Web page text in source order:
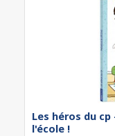
Les héros du
l'école !